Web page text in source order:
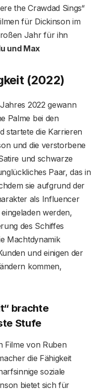
the Crawdad Sings“
für Dickinson im
Jahr für ihn
und Max
(2022)
2022 gewann
Palme bei den
startete die Karrieren
und die verstorbene
und schwarze
Paar, das in
sie aufgrund der
als Influencer
werden,
des Schiffes
Machtdynamik
und einigen der
kommen,
brachte
Stufe
Filme von Ruben
die Fähigkeit
soziale
bietet sich für